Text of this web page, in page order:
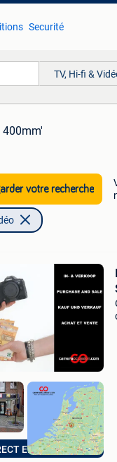
Securité
TV, Hi-fi &
votre recherche
EEN BOD!